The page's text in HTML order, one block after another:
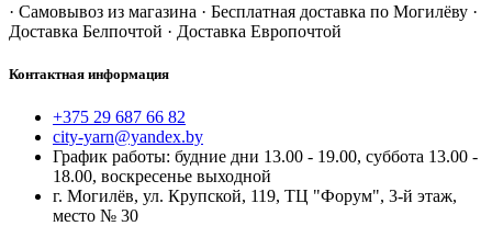
· Самовывоз из магазина · Бесплатная доставка по Могилёву ·
Доставка Белпочтой · Доставка Европочтой
Контактная информация
+375 29 687 66 82
city-yarn@yandex.by
График работы: будние дни 13.00 - 19.00, суббота 13.00 -
18.00, воскресенье выходной
г. Могилёв, ул. Крупской, 119, ТЦ "Форум", 3-й этаж,
место № 30